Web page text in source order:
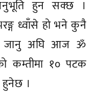
हुन सक्छ ।
ध्वाँसे हो भने कुनै
जानु अघि आज ॐ
कम्तीमा १० पटक
हुनेछ ।